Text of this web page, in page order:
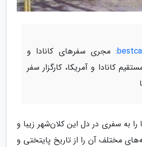
: مجری سفرهای کانادا و
کانادا و آمریکا، کارگزار سفر
را به سفری در دل این کلان‌شهر زیبا و
مختلف آن را از تاریخ پایتختی و